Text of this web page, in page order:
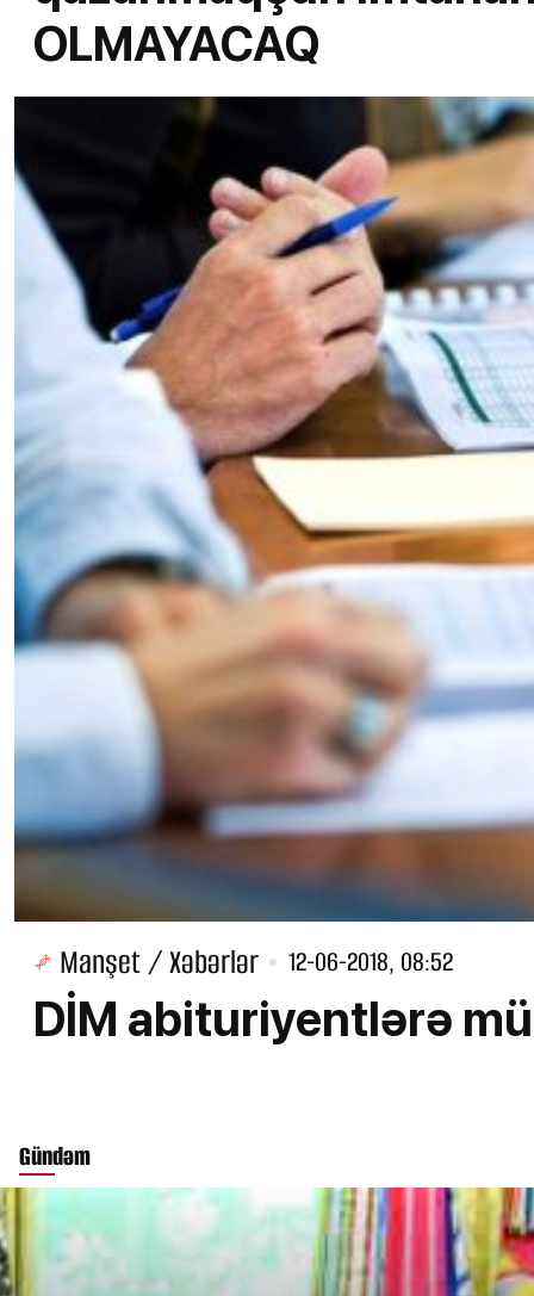
OLMAYACAQ
Manşet / Xəbərlər 12-06-2018, 08:52
DİM abituriyentlərə
Gündəm